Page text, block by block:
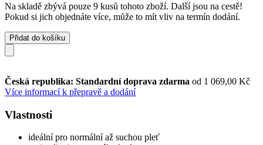
Na skladě zbývá pouze 9 kusů tohoto zboží. Další jsou na cestě!
Pokud si jich objednáte více, může to mít vliv na termín dodání.
Přidat do košíku
Česká republika: Standardní doprava zdarma od 1 069,00 Kč
Více informací k přepravě a dodání
Vlastnosti
ideální pro normální až suchou pleť